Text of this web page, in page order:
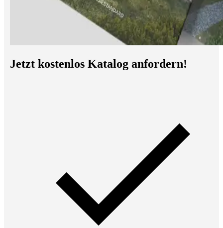
Jetzt kostenlos Katalog anfordern!